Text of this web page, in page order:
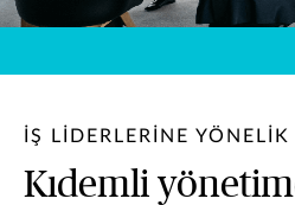
İŞ LİDERLERİNE
Kıdemli